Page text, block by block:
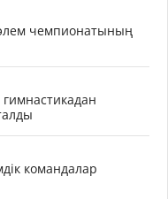
чемпионатының
гимнастикадан
командалар